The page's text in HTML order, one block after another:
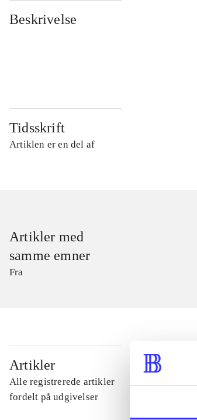
Beskrivelse
Tidsskrift
Artiklen er en del af
Artikler med
samme emner
Fra
Artikler
Alle registrerede artikler
fordelt på udgivelser